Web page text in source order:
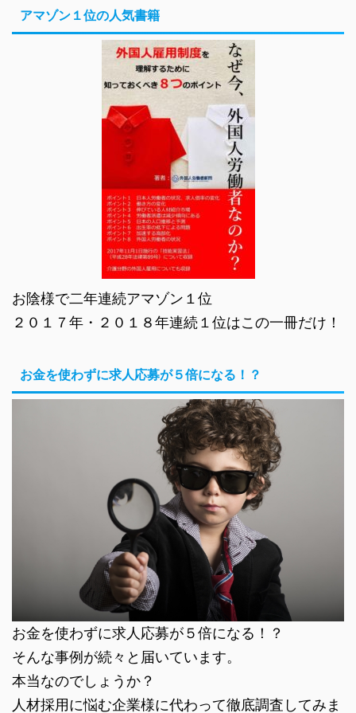
アマゾン１位の人気書籍
お陰様で二年連続アマゾン１位
２０１７年・２０１８年連続１位はこの一冊だけ！
お金を使わずに求人応募が５倍になる！？
お金を使わずに求人応募が５倍になる！？
そんな事例が続々と届いています。
本当なのでしょうか？
人材採用に悩む企業様に代わって徹底調査してみま